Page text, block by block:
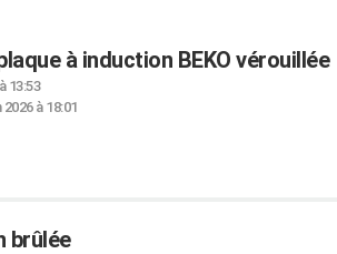
à induction BEKO vérouillée
13:53
2026 à 18:01
brûlée